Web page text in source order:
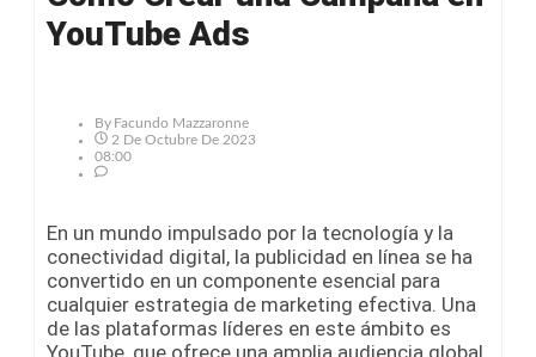
YouTube Ads
By Facundo Mazzaronne
2 De Octubre De 2023
08:00
En un mundo impulsado por la tecnología y la
conectividad digital, la publicidad en línea se ha
convertido en un componente esencial para
cualquier estrategia de marketing efectiva. Una
de las plataformas líderes en este ámbito es
YouTube, que ofrece una amplia audiencia global